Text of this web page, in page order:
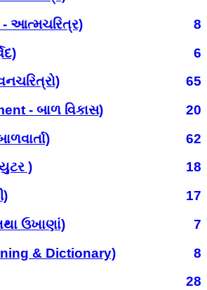
આત્મચરિત્ર)
8
6
65
- બાળ વિકાસ)
20
62
)
18
17
ઉખાણાં)
7
& Dictionary)
8
28